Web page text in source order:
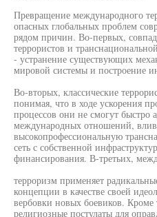
Превращение международного
опасных глобальных проблем
рядом причин. Во-первых,
террористов и
- устранение существующих
мировой системы и построение
Во-вторых, классические
понимая, что в ходе ускорения
процессов они не смогут быстро
международных отношений,
высокопрофессиональную
сеть с собственной
финансирования. В-третьих,
терроризм применяет
концепции в качестве своей
вербовки новых боевиков. Кроме
религиозные постулаты для